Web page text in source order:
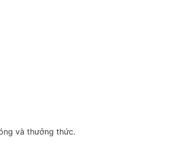
và thưởng thức.